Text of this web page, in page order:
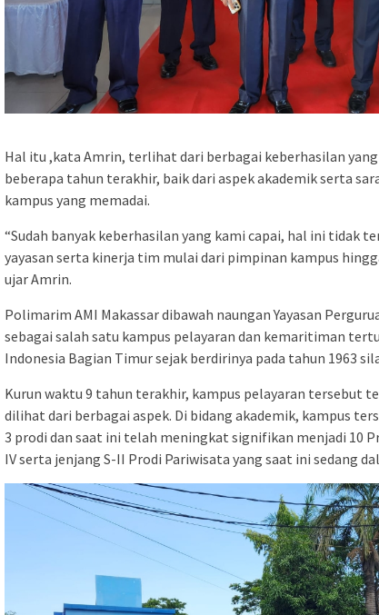
Hal itu ,kata Amrin, terlihat dari berbagai keberhasilan yang
beberapa tahun terakhir, baik dari aspek akademik serta
kampus yang memadai.
“Sudah banyak keberhasilan yang kami capai, hal ini tidak
yayasan serta kinerja tim mulai dari pimpinan kampus
ujar Amrin.
Polimarim AMI Makassar dibawah naungan Yayasan
sebagai salah satu kampus pelayaran dan kemaritiman
Indonesia Bagian Timur sejak berdirinya pada tahun 1963
Kurun waktu 9 tahun terakhir, kampus pelayaran tersebut
dilihat dari berbagai aspek. Di bidang akademik, kampus
3 prodi dan saat ini telah meningkat signifikan menjadi 10
IV serta jenjang S-II Prodi Pariwisata yang saat ini sedang